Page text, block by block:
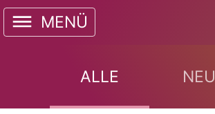
MENÜ
ALLE NEU